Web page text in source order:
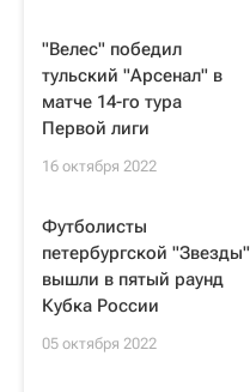
"Велес" победил
тульский "Арсенал" в
матче 14-го тура
Первой лиги
16 октября 2022
Футболисты
петербургской "Звезды"
вышли в пятый раунд
Кубка России
05 октября 2022